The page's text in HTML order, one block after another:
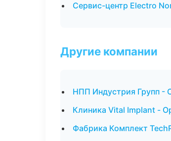
Сервис-центр Electro
Другие компании
НПП Индустрия Групп -
Клиника Vital Implant -
Фабрика Комплект